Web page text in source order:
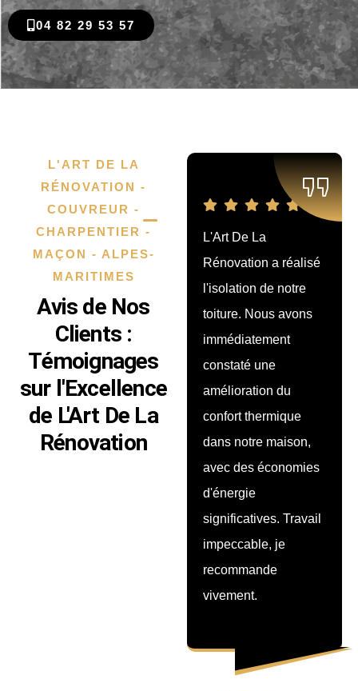
04 82 29 53 57
L'ART DE LA
RÉNOVATION -
COUVREUR -
CHARPENTIER -
MAÇON - ALPES-
MARITIMES
Avis de Nos
Clients :
Témoignages
sur l'Excellence
de L'Art De La
Rénovation
L'Art De La
Rénovation a réalisé
toiture. Nous avons
immédiatement
constaté une
amélioration du
confort thermique
dans notre maison,
Nous avons fait
rénover notre
terrasse par cette
société, et le résultat
est superbe ! Les
artisans ont fait
preuve de
professionnalisme et
de créativité pour
aménager l’espace.
Nous sommes
vraiment contents du
résultat, parfait pour
profiter de notre
extérieur.